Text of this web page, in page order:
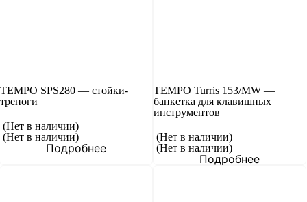
TEMPO SPS280 — стойки-
треноги
(Нет в наличии)
(Нет в наличии)
Подробнее
TEMPO Turris 153/MW —
банкетка для клавишных
инструментов
(Нет в наличии)
(Нет в наличии)
Подробнее